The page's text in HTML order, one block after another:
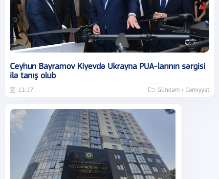
Ceyhun Bayramov Kiyevdə Ukrayna PUA-larının sərgisi
ilə tanış olub
11:17 Gündəm / Cəmiyyət